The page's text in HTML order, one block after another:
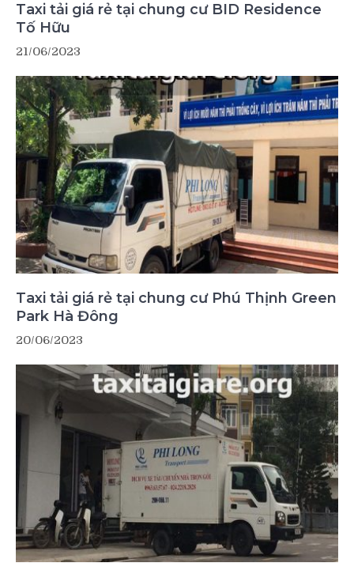
Taxi tải giá rẻ tại chung cư BID Residence
Tố Hữu
21/06/2023
Taxi tải giá rẻ tại chung cư Phú Thịnh Green
Park Hà Đông
20/06/2023